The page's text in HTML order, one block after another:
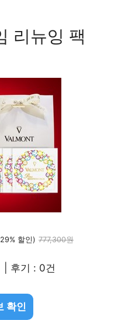
리뉴잉 팩
할인) 777,300원
후기 : 0건
확인